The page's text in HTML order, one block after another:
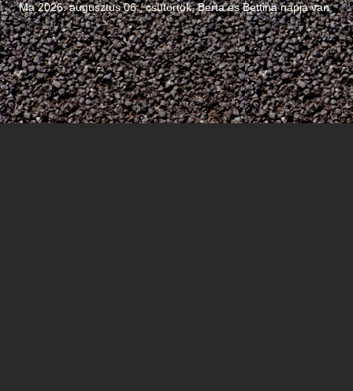
Ma 2026. augusztus 06., csütörtök,BertaésBettinanapja van.